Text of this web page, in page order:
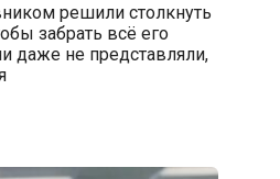
решили столкнуть
забрать всё его
даже не представляли,